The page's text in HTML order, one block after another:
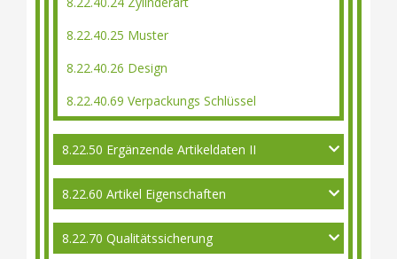
8.22.40.25 Muster
8.22.40.26 Design
8.22.40.69 Verpackungs Schlüssel
8.22.50 Ergänzende Artikeldaten II
8.22.60 Artikel Eigenschaften
8.22.70 Qualitätssicherung